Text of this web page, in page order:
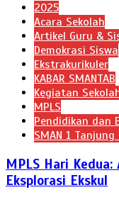
2025
Acara Sekolah
Artikel Guru &
Demokrasi Siswa
Ekstrakurikuler
KABAR SMANTAB
Kegiatan
MPLS
Pendidikan dan
SMAN 1
MPLS Hari
Eksplorasi Ekskul